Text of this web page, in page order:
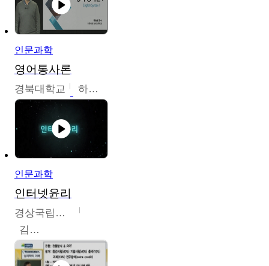
인문과학
영어통사론
경북대학교 하승완
인문과학
인터넷윤리
경상국립대학교
김대군